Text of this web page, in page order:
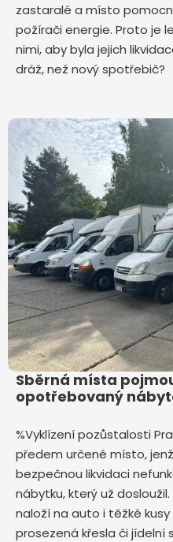
zastaralé a místo
požírači energie. Proto je
nimi, aby byla jejich
dráž, než nový spotřebič?
Sběrná místa
opotřebovaný
%Vyklízení pozůstalosti
předem určené místo,
bezpečnou likvidaci
nábytku, který už
naloží na auto i těžké kusy
prosezená křesla či jídelní